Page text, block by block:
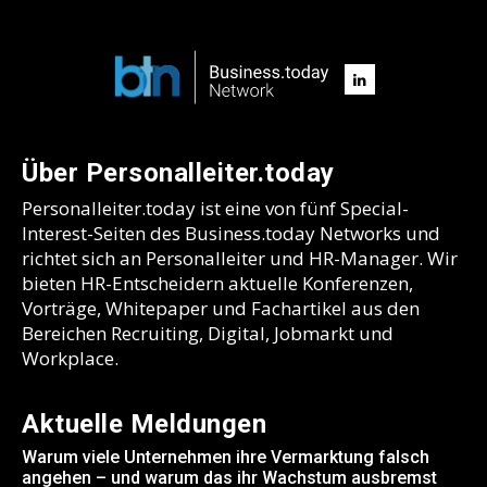
Über Personalleiter.today
Personalleiter.today ist eine von fünf Special-
Interest-Seiten des Business.today Networks und
richtet sich an Personalleiter und HR-Manager. Wir
bieten HR-Entscheidern aktuelle Konferenzen,
Vorträge, Whitepaper und Fachartikel aus den
Bereichen Recruiting, Digital, Jobmarkt und
Workplace.
Aktuelle Meldungen
Warum viele Unternehmen ihre Vermarktung falsch
angehen – und warum das ihr Wachstum ausbremst